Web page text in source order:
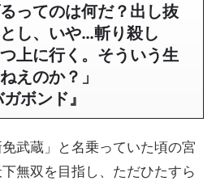
るってのは何だ？出し抜
し、いや…斬り殺し
上に行く。そういう生
えのか？」
ボンド』
武蔵」と名乗っていた頃の宮
無双を目指し、ただひたすら